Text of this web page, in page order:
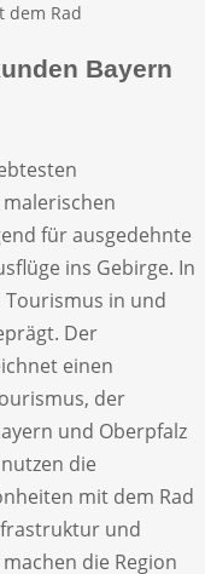
dem Rad
Bayern
für ausgedehnte
ins Gebirge. In
Tourismus in und
Der
einen
der
und Oberpfalz
die
mit dem Rad
und
die Region